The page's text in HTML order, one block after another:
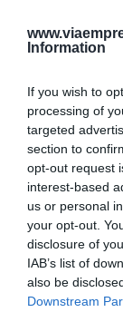
Information
If you wish to
processing of
targeted
section to
opt-out request
interest-based
us or personal
your opt-out.
disclosure of
IAB’s list of
also be
Downstream
En matèria
o sortit del
199.000
10,5%. Pel
les unitats
portuari en
Més
Durant els 9